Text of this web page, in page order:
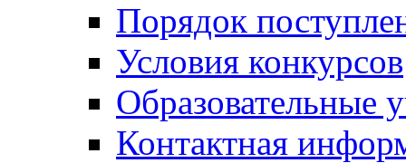
Порядок
Условия конкурсов
Образовательные
Контактная